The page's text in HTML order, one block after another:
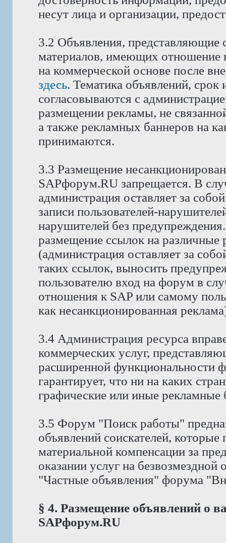
несут лица и организации,
3.2 Объявления, представляющие
материалов, имеющих отношение
на коммерческой основе после
здесь. Тематика объявлений,
согласовываются с
размещении рекламы, не
а также рекламных баннеров на
принимаются.
3.3 Размещение
SAPфорум.RU запрещается. В
администрация оставляет за
записи пользователей-
нарушителей без
размещение ссылок на различные
(администрация оставляет за
таких ссылок, выносить
пользователю вход на форум в
отношения к SAP или самому
как несанкционированная
3.4 Администрация ресурса
коммерческих услуг,
расширенной функциональности
гарантирует, что ни на каких
графические или иные рекламные
3.5 Форум "Поиск работы"
объявлений соискателей,
материальной компенсации за
оказании услуг на
"Частные объявления" форума
§ 4. Размещение объявлений о
SAPфорум.RU